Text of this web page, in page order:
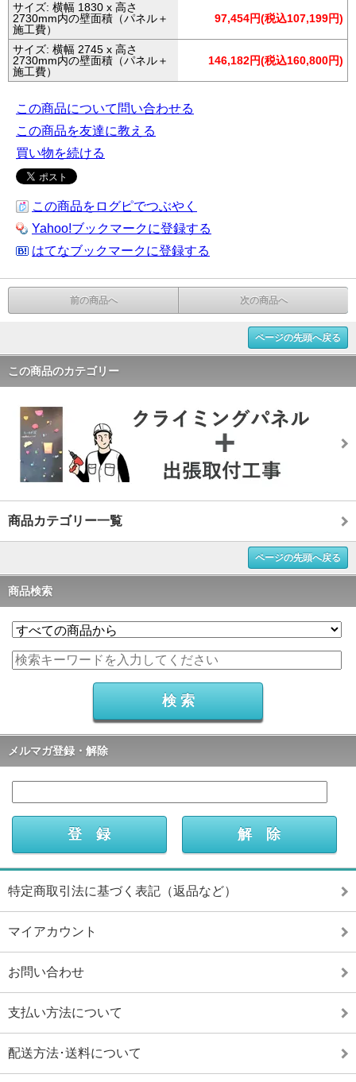
サイズ: 横幅 1830 x 高さ
2730mm内の壁面積（パネル＋
施工費）
97,454円(税込107,199円)
サイズ: 横幅 2745 x 高さ
2730mm内の壁面積（パネル＋
施工費）
146,182円(税込160,800円)
この商品について問い合わせる
この商品を友達に教える
買い物を続ける
この商品をログピでつぶやく
Yahoo!ブックマークに登録する
はてなブックマークに登録する
前の商品へ 次の商品へ
ページの先頭へ戻る
この商品のカテゴリー
商品カテゴリー一覧
ページの先頭へ戻る
商品検索
メルマガ登録・解除
特定商取引法に基づく表記（返品など）
マイアカウント
お問い合わせ
支払い方法について
配送方法･送料について